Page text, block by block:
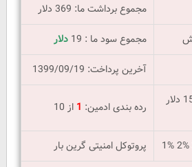
مجموع برداشت ما: 369 دلار
مجموع سود ما : 19
دلار
آخرین پرداخت: 1399/09/19
حداقل سرمایه گذاری: 15 دلار
رده بندی ادمین: 1 از 10
پروتوکل امنیتی گرین بار